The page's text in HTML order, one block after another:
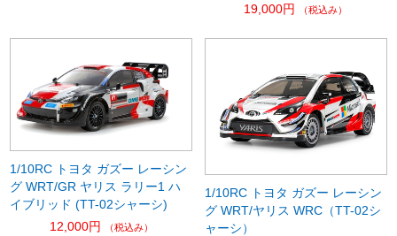
19,000円
（税込み）
1/10RC トヨタ ガズー レーシン
グ WRT/GR ヤリス ラリー1 ハ
イブリッド (TT-02シャーシ)
12,000円
（税込み）
1/10RC トヨタ ガズー レーシン
グ WRT/ヤリス WRC（TT-02シ
ャーシ）